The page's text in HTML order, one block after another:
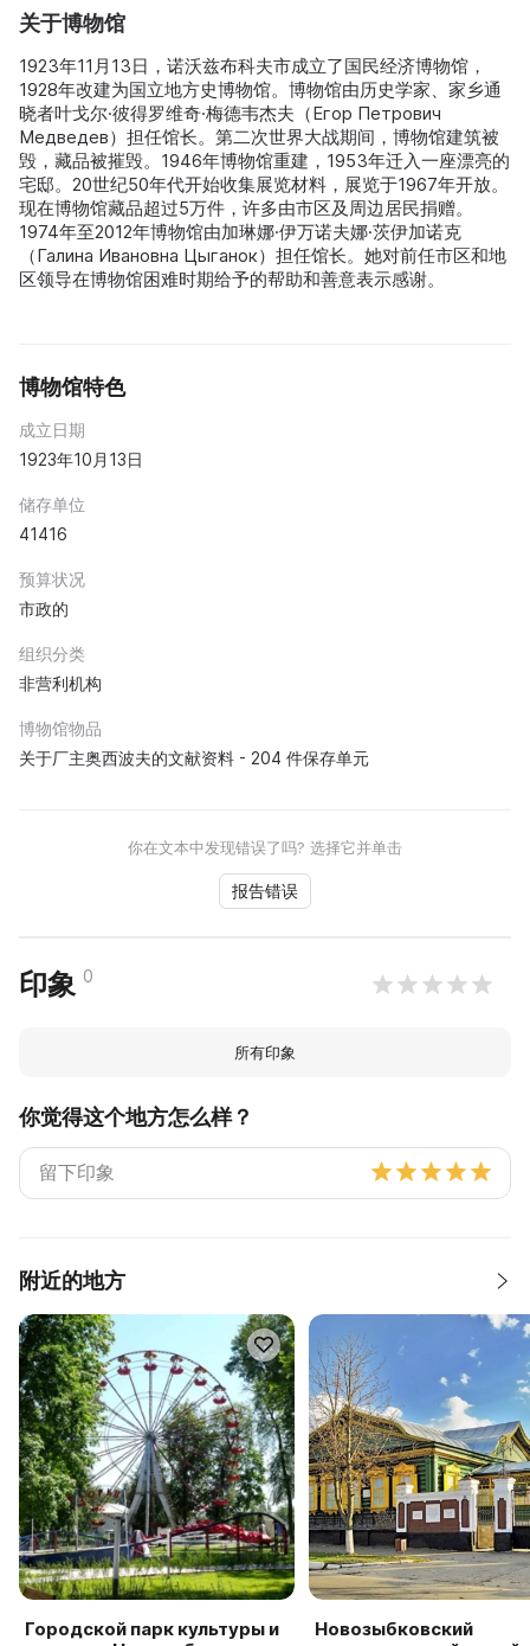
关于博物馆
1923年11月13日，诺沃兹布科夫市成立了国民经济博物馆，
1928年改建为国立地方史博物馆。博物馆由历史学家、家乡通
晓者叶戈尔·彼得罗维奇·梅德韦杰夫（Егор Петрович
Медведев）担任馆长。第二次世界大战期间，博物馆建筑被
毁，藏品被摧毁。1946年博物馆重建，1953年迁入一座漂亮的
宅邸。20世纪50年代开始收集展览材料，展览于1967年开放。
现在博物馆藏品超过5万件，许多由市区及周边居民捐赠。
1974年至2012年博物馆由加琳娜·伊万诺夫娜·茨伊加诺克
（Галина Ивановна Цыганок）担任馆长。她对前任市区和地
区领导在博物馆困难时期给予的帮助和善意表示感谢。
博物馆特色
成立日期
1923年10月13日
储存单位
41416
预算状况
市政的
组织分类
非营利机构
博物馆物品
关于厂主奥西波夫的文献资料 - 204 件保存单元
你在文本中发现错误了吗? 选择它并单击
报告错误
印象 0
所有印象
你觉得这个地方怎么样？
附近的地方
Городской парк культуры и
Новозыбковский